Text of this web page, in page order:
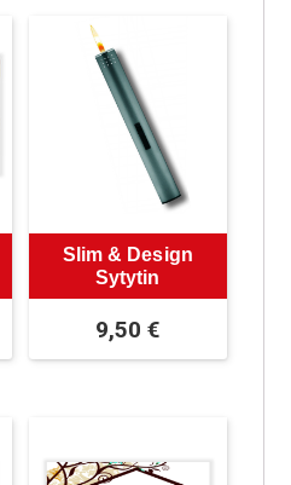
Slim & Design
Sytytin
9,50€